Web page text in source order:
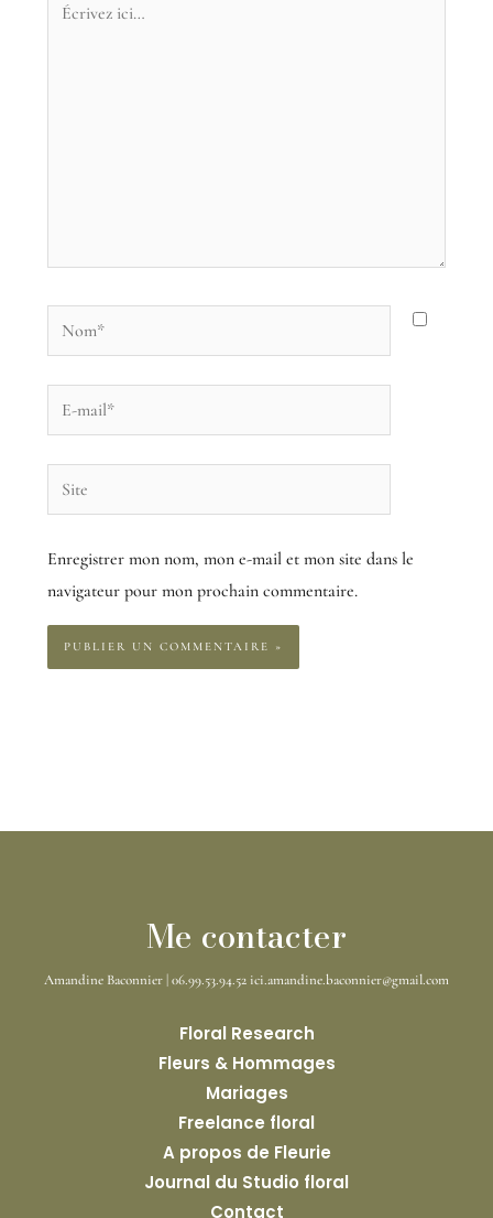
mail*
Enregistrer mon nom, mon e-mail et mon site dans le
navigateur pour mon prochain commentaire.
Me contacter
Amandine Baconnier | 06.99.53.94.52 ici.amandine.baconnier@gmail.com
Floral Research
Fleurs & Hommages
Mariages
Freelance floral
A propos de Fleurie
Journal du Studio floral
Contact